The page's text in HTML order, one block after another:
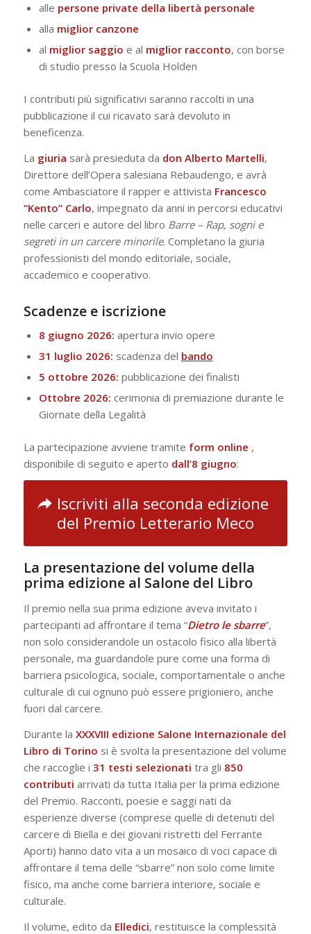
alle persone private della libertà personale
alla miglior canzone
al miglior saggio e al miglior racconto, con borse
di studio presso la Scuola Holden
I contributi più significativi saranno raccolti in una
pubblicazione il cui ricavato sarà devoluto in
beneficenza.
La giuria sarà presieduta da don Alberto Martelli,
Direttore dell’Opera salesiana Rebaudengo, e avrà
come Ambasciatore il rapper e attivista Francesco
“Kento” Carlo, impegnato da anni in percorsi educativi
nelle carceri e autore del libro Barre – Rap, sogni e
segreti in un carcere minorile. Completano la giuria
professionisti del mondo editoriale, sociale,
accademico e cooperativo.
Scadenze e iscrizione
8 giugno 2026: apertura invio opere
31 luglio 2026: scadenza del bando
5 ottobre 2026: pubblicazione dei finalisti
Ottobre 2026: cerimonia di premiazione durante le
Giornate della Legalità
La partecipazione avviene tramite form online ,
disponibile di seguito e aperto dall’8 giugno:
Iscriviti alla seconda edizione
del Premio Letterario Meco
La presentazione del volume della
prima edizione al Salone del Libro
Il premio nella sua prima edizione aveva invitato i
partecipanti ad affrontare il tema “Dietro le sbarre”,
non solo considerandole un ostacolo fisico alla libertà
personale, ma guardandole pure come una forma di
barriera psicologica, sociale, comportamentale o anche
culturale di cui ognuno può essere prigioniero, anche
fuori dal carcere.
Durante la XXXVIII edizione Salone Internazionale del
Libro di Torino si è svolta la presentazione del volume
che raccoglie i 31 testi selezionati tra gli 850
contributi arrivati da tutta Italia per la prima edizione
del Premio. Racconti, poesie e saggi nati da
esperienze diverse (comprese quelle di detenuti del
carcere di Biella e dei giovani ristretti del Ferrante
Aporti) hanno dato vita a un mosaico di voci capace di
affrontare il tema delle “sbarre” non solo come limite
fisico, ma anche come barriera interiore, sociale e
culturale.
Il volume, edito da Elledici, restituisce la complessità